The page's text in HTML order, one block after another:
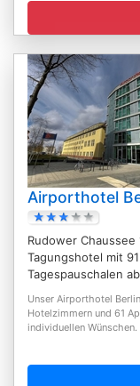
Airporthotel
Rudower Chaussee
Tagungshotel mit
Tagespauschalen
Unser Airporthotel
Hotelzimmern und 61
individuellen